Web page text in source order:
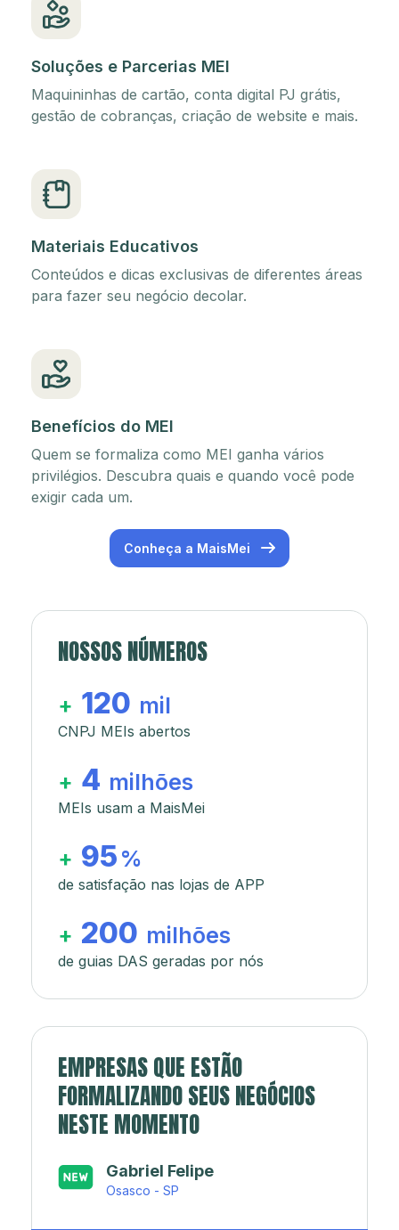
Soluções e Parcerias MEI
Maquininhas de cartão, conta digital PJ grátis,
gestão de cobranças, criação de website e mais.
Materiais Educativos
Conteúdos e dicas exclusivas de diferentes áreas
para fazer seu negócio decolar.
Benefícios do MEI
Quem se formaliza como MEI ganha vários
privilégios. Descubra quais e quando você pode
exigir cada um.
Conheça a MaisMei
NOSSOS NÚMEROS
+ 120 mil
CNPJ MEIs abertos
+ 4 milhões
MEIs usam a MaisMei
+ 95 %
de satisfação nas lojas de APP
+ 200 milhões
de guias DAS geradas por nós
EMPRESAS QUE ESTÃO
FORMALIZANDO SEUS NEGÓCIOS
NESTE MOMENTO
Japa’s açaí e sorveteria
Rio de Janeiro - RJ